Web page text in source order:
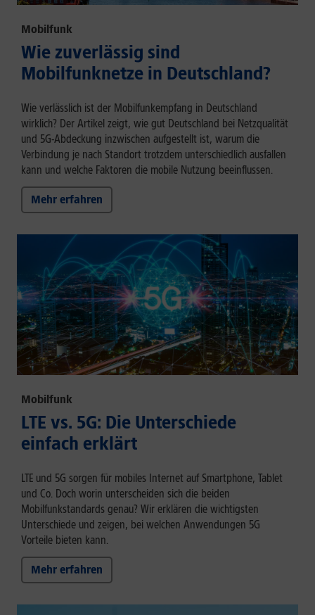
Mobilfunk
Wie zuverlässig sind
Mobilfunknetze in Deutschland?
Wie verlässlich ist der Mobilfunkempfang in Deutschland
wirklich? Der Artikel zeigt, wie gut Deutschland bei Netzqualität
und 5G-Abdeckung inzwischen aufgestellt ist, warum die
Verbindung je nach Standort trotzdem unterschiedlich ausfallen
kann und welche Faktoren die mobile Nutzung beeinflussen.
Mehr erfahren
Mobilfunk
LTE vs. 5G: Die Unterschiede
einfach erklärt
LTE und 5G sorgen für mobiles Internet auf Smartphone, Tablet
und Co. Doch worin unterscheiden sich die beiden
Mobilfunkstandards genau? Wir erklären die wichtigsten
Unterschiede und zeigen, bei welchen Anwendungen 5G
Vorteile bieten kann.
Mehr erfahren